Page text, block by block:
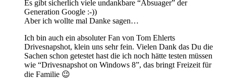
Es gibt sicherlich viele undankbare “Absuager” der
Generation Google :-))
Aber ich wollte mal Danke sagen…
Ich bin auch ein absoluter Fan von Tom Ehlerts
Drivesnapshot, klein uns sehr fein. Vielen Dank das Du die
Sachen schon getestet hast die ich noch hätte testen müssen
wie “Drivesnapshot on Windows 8”, das bringt Freizeit für
die Familie 😉